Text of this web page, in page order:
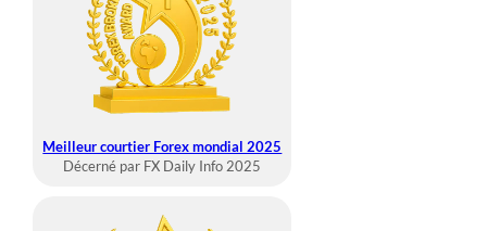
Meilleur courtier Forex mondial 2025
Décerné par FX Daily Info 2025